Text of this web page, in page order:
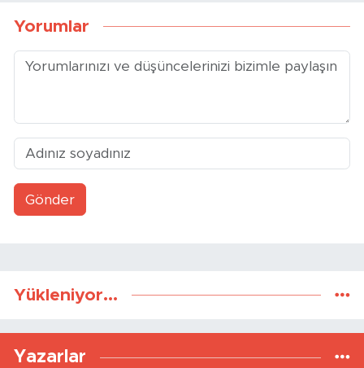
Yorumlar
Gönder
Yükleniyor...
Yazarlar